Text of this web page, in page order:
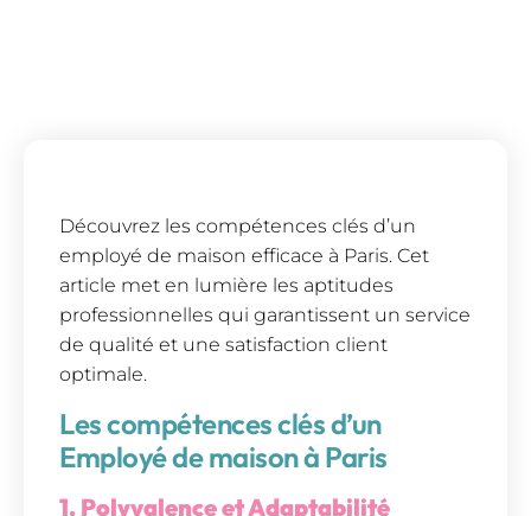
Découvrez les compétences clés d’un
employé de maison efficace à Paris. Cet
article met en lumière les aptitudes
professionnelles qui garantissent un service
de qualité et une satisfaction client
optimale.
Les compétences clés d’un
Employé de maison à Paris
1. Polyvalence et Adaptabilité